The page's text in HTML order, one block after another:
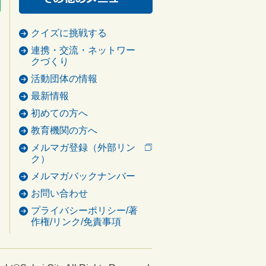
クイズに挑戦する
連携・交流・ネットワー
クづくり
活動団体の情報
最新情報
初めての方へ
教育機関の方へ
メルマガ登録（外部リン
ク）
メルマガバックナンバー
お問い合わせ
プライバシーポリシー/著
作権/リンク/免責事項